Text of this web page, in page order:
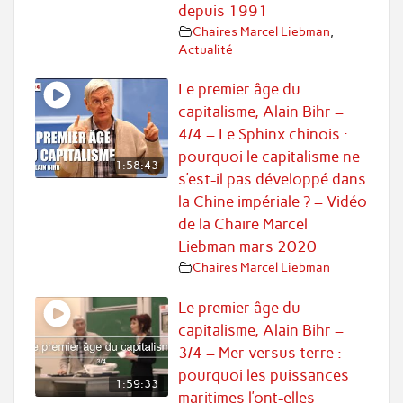
depuis 1991
Chaires Marcel Liebman
Actualité
1:58:43
Le premier âge du
capitalisme, Alain Bihr –
4/4 – Le Sphinx chinois :
pourquoi le capitalisme ne
s’est-il pas développé dans
la Chine impériale ? – Vidéo
de la Chaire Marcel
Liebman mars 2020
Chaires Marcel Liebman
1:59:33
Le premier âge du
capitalisme, Alain Bihr –
3/4 – Mer versus terre :
pourquoi les puissances
maritimes l’ont-elles